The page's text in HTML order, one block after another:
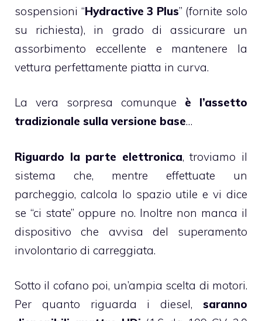
sospensioni “Hydractive 3 Plus” (fornite solo
su richiesta), in grado di assicurare un
assorbimento eccellente e mantenere la
vettura perfettamente piatta in curva.
La vera sorpresa comunque è l’assetto
tradizionale sulla versione base…
Riguardo la parte elettronica, troviamo il
sistema che, mentre effettuate un
parcheggio, calcola lo spazio utile e vi dice
se “ci state” oppure no. Inoltre non manca il
dispositivo che avvisa del superamento
involontario di carreggiata.
Sotto il cofano poi, un’ampia scelta di motori.
Per quanto riguarda i diesel, saranno